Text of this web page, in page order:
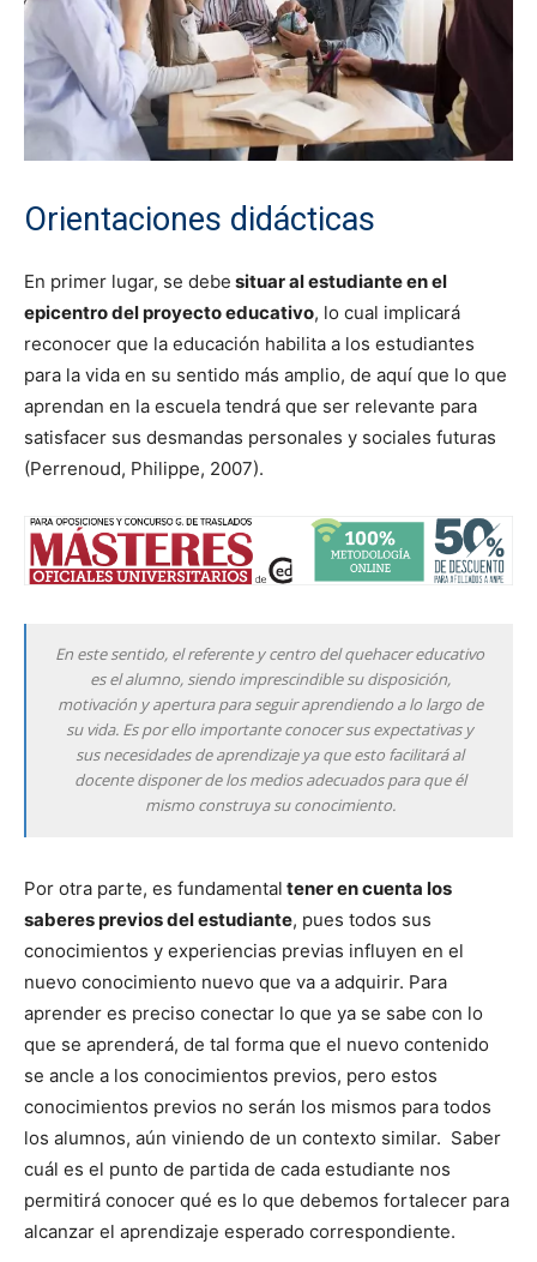
Orientaciones didácticas
En primer lugar, se debe situar al estudiante en el
epicentro del proyecto educativo, lo cual implicará
reconocer que la educación habilita a los estudiantes
para la vida en su sentido más amplio, de aquí que lo que
aprendan en la escuela tendrá que ser relevante para
satisfacer sus desmandas personales y sociales futuras
(Perrenoud, Philippe, 2007).
En este sentido, el referente y centro del quehacer educativo
es el alumno, siendo imprescindible su disposición,
motivación y apertura para seguir aprendiendo a lo largo de
su vida. Es por ello importante conocer sus expectativas y
sus necesidades de aprendizaje ya que esto facilitará al
docente disponer de los medios adecuados para que él
mismo construya su conocimiento.
Por otra parte, es fundamental tener en cuenta los
saberes previos del estudiante, pues todos sus
conocimientos y experiencias previas influyen en el
nuevo conocimiento nuevo que va a adquirir. Para
aprender es preciso conectar lo que ya se sabe con lo
que se aprenderá, de tal forma que el nuevo contenido
se ancle a los conocimientos previos, pero estos
conocimientos previos no serán los mismos para todos
los alumnos, aún viniendo de un contexto similar. Saber
cuál es el punto de partida de cada estudiante nos
permitirá conocer qué es lo que debemos fortalecer para
alcanzar el aprendizaje esperado correspondiente.